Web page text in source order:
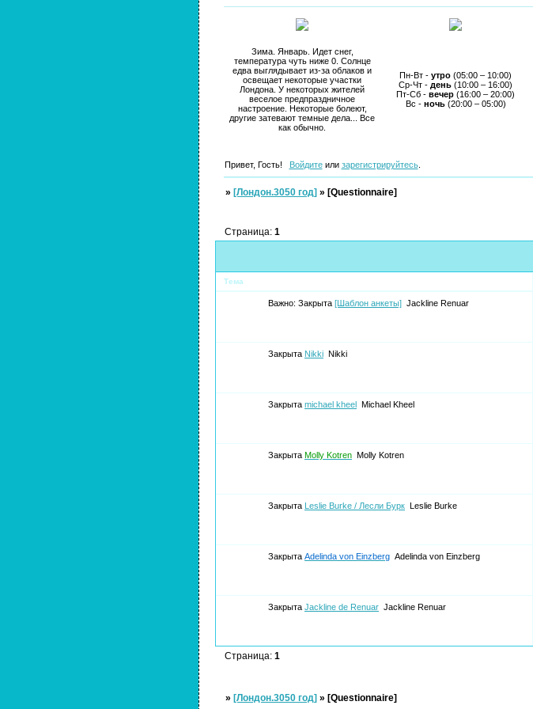
Зима. Январь. Идет снег,
температура чуть ниже 0. Солнце
едва выглядывает из-за облаков и
освещает некоторые участки
Лондона. У некоторых жителей
веселое предпраздничное
настроение. Некоторые болеют,
другие затевают темные дела... Все
как обычно.
Пн-Вт - утро (05:00 – 10:00)
Ср-Чт - день (10:00 – 16:00)
Пт-Сб - вечер (16:00 – 20:00)
Вс - ночь(20:00 – 05:00)
Привет, Гость! Войдитеили зарегистрируйтесь.
»[Лондон.3050 год] »[Questionnaire]
Страница:1
Тема
Важно: Закрыта [Шаблон анкеты] Jackline Renuar
Закрыта Nikki Nikki
Закрыта michael kheel
Michael Kheel
Закрыта Molly Kotren Molly Kotren
Закрыта Leslie Burke / Лесли Бурк
Leslie Burke
Закрыта Adelinda von Einzberg Adelinda von Einzberg
Закрыта Jackline de Renuar Jackline Renuar
Страница:1
»[Лондон.3050 год] »[Questionnaire]